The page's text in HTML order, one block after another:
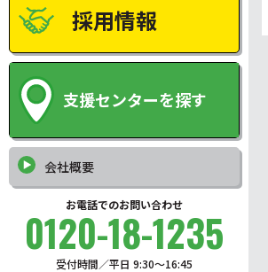
採用情報
支援センターを探す
会社概要
お電話でのお問い合わせ
0120-18-1235
受付時間／平日 9:30〜16:45